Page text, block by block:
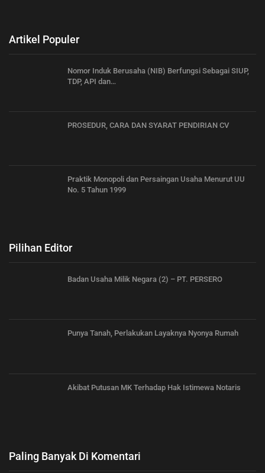
Artikel Populer
Nomor Induk Berusaha (NIB) Berfungsi Sebagai SIUP,
TDP, API dan…
PROSEDUR, CARA DAN SYARAT PENDIRIAN CV
Praktik Monopoli dan Persaingan Usaha Menurut UU
No. 5 Tahun 1999
Pilihan Editor
Badan Usaha Milik Negara (2) – PT. PERSERO
Punya Tanah, Perlakukan Layaknya Nyonya Rumah
Akibat Putusan MK Terhadap Hak Istimewa Notaris
Paling Banyak Di Komentari